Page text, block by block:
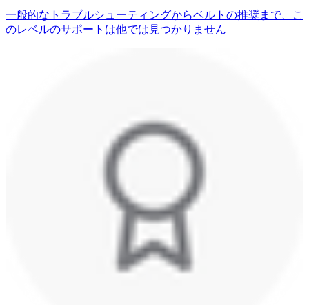
一般的なトラブルシューティングからベルトの推奨まで、こ
のレベルのサポートは他では見つかりません